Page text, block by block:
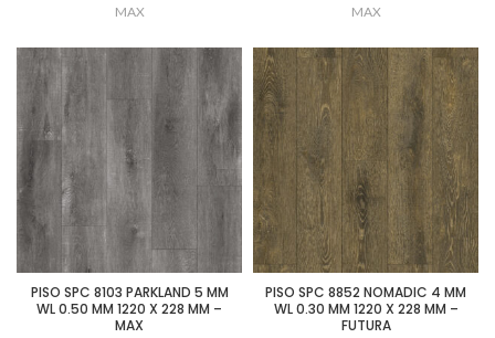
MAX MAX
PISO SPC 8103 PARKLAND 5 MM
WL 0.50 MM 1220 X 228 MM –
MAX
PISO SPC 8852 NOMADIC 4 MM
WL 0.30 MM 1220 X 228 MM –
FUTURA